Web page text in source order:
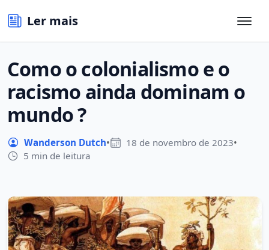
Ler mais
Como o colonialismo e o
racismo ainda dominam o
mundo ?
Wanderson Dutch• 18 de novembro de 2023•
5 min de leitura